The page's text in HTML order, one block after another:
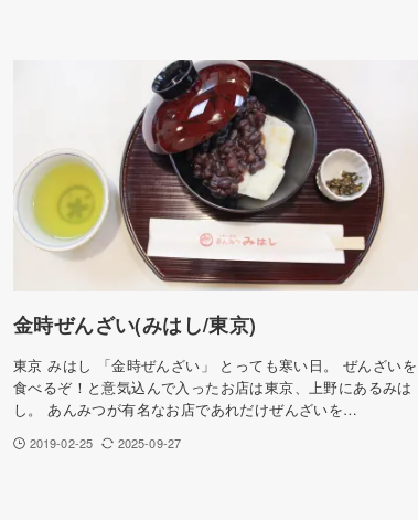
金時ぜんざい(みはし/東京)
東京 みはし 「金時ぜんざい」 とっても寒い日。 ぜんざいを
食べるぞ！と意気込んで入ったお店は東京、上野にあるみは
し。 あんみつが有名なお店であれだけぜんざいを…
2019-02-25 2025-09-27